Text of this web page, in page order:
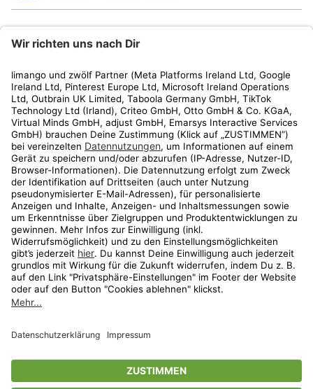
Kundenservice
Shop
Aktionen
Travel
* Streichpreise entsprechen der unverbindlichen Preisempfehlung des